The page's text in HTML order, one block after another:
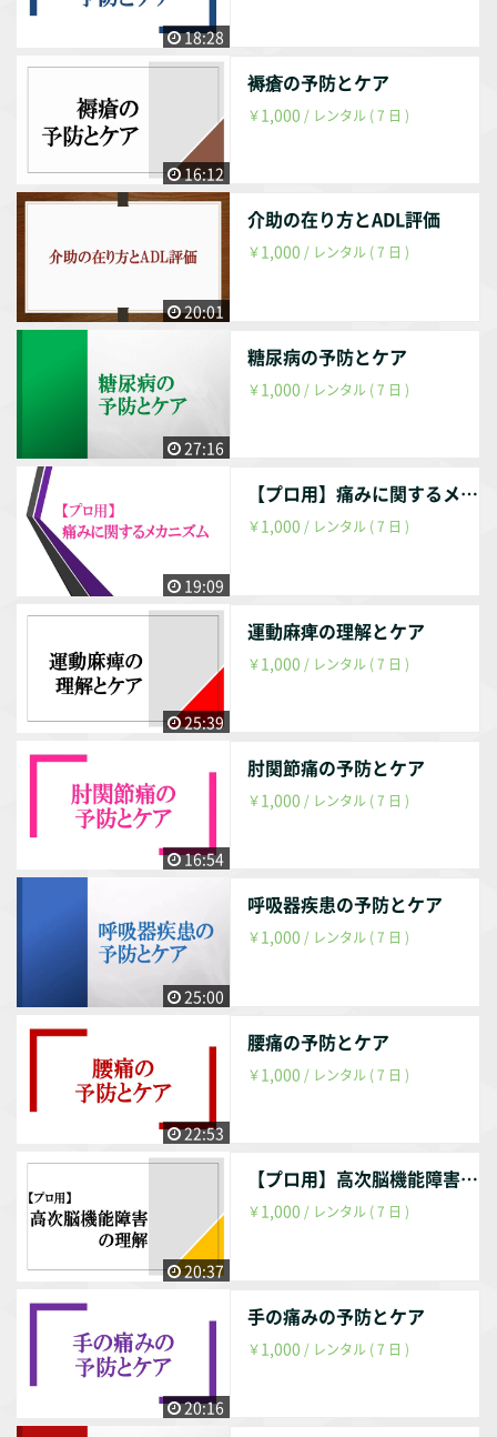
著、基礎運動学 第6版、医歯薬出版株式会社、2003年』 『Do
nald A.Neumann 原著、嶋田 智明・平田 総一郎 翻訳、筋
骨格系のキネシオロジー、医歯薬出版株式会社、2005年』
『糸満盛憲・早乙女紘一・守屋秀繁 編、整形外科学 第3版、
南山堂、2006年』 『川崎洋二・高島孝之 著、頚椎疾患の理
学療法における姿勢へのアプローチ／理学療法33巻2号、メ
ディカルプレス、2016年』 『横山茂樹・田中裕介 著、頸
部・体幹のスポーツ障害の理学療法における臨床推論の考え
方・あり方／理学療法33巻10号、メディカルプレス、2016
（理由は趣旨説明動画をご参照ください。） 作成者・弊社の
判断により1年未満でも削除する事はあります。
18:28
16:12
褥瘡の予防とケア
￥1,000 / レンタル ( 7 日 )
20:01
介助の在り方とADL評価
￥1,000 / レンタル ( 7 日 )
27:16
糖尿病の予防とケア
￥1,000 / レンタル ( 7 日 )
19:09
【プロ用】痛みに関するメカニズム
￥1,000 / レンタル ( 7 日 )
25:39
運動麻痺の理解とケア
￥1,000 / レンタル ( 7 日 )
16:54
肘関節痛の予防とケア
￥1,000 / レンタル ( 7 日 )
25:00
呼吸器疾患の予防とケア
￥1,000 / レンタル ( 7 日 )
22:53
腰痛の予防とケア
￥1,000 / レンタル ( 7 日 )
20:37
【プロ用】高次脳機能障害の理解
￥1,000 / レンタル ( 7 日 )
20:16
手の痛みの予防とケア
￥1,000 / レンタル ( 7 日 )